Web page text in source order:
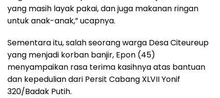
yang masih layak pakai, dan juga makanan ringan
untuk anak-anak,” ucapnya.
Sementara itu, salah seorang warga Desa Citeureup
yang menjadi korban banjir, Epon (45)
menyampaikan rasa terima kasihnya atas bantuan
dan kepedulian dari Persit Cabang XLVII Yonif
320/Badak Putih.